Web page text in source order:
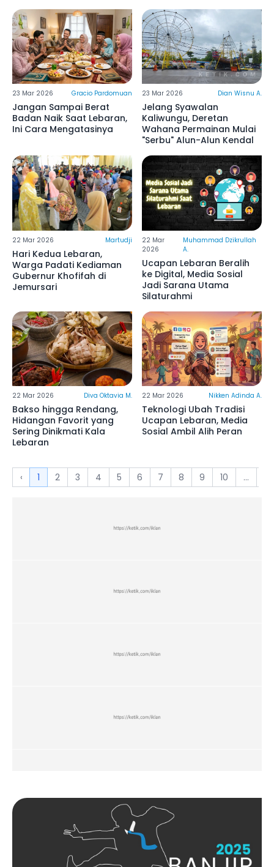
23 Mar 2026 Gracio Pardomuan
Jangan Sampai Berat
Badan Naik Saat Lebaran,
Ini Cara Mengatasinya
23 Mar 2026
Jelang Syawalan
Kaliwungu, Deretan
Wahana Permainan Mulai
22 Mar 2026
Hari Kedua Lebaran,
Warga Padati Kediaman
Gubernur Khofifah di
22 Mar
2026
Muhammad Dzikrullah
Ucapan Lebaran Beralih
ke Digital, Media Sosial
Jadi Sarana Utama
22 Mar 2026 Diva Oktavia M.
Bakso hingga Rendang,
Hidangan Favorit yang
Sering Dinikmati Kala
22 Mar 2026 Nikken Adinda A.
Teknologi Ubah Tradisi
Ucapan Lebaran, Media
‹ 1 2 3 4 5 6 7 8 9 10 ...